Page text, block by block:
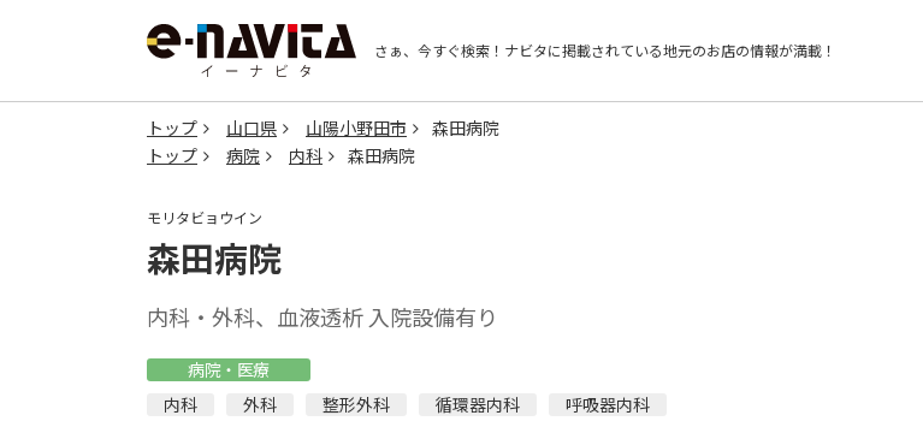
さぁ、今すぐ検索！ ナビタに掲載されている地元のお店の情報が満載！
トップ 山口県 山陽小野田市
森田病院
トップ
病院 内科 森田病院
モリタビョウイン
森田病院
内科・外科、血液透析 入院設備有り
病院・医療
内科
外科 整形外科 循環器内科 呼吸器内科